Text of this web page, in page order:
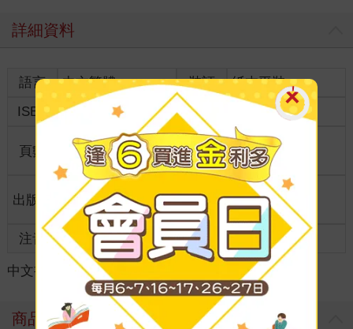
詳細資料
語言 中文繁體 裝訂
紙本平裝
ISBN
4711289629849 分級 普通級
頁數
商品規
格
8.5*2*1.00
出版地 台灣
適讀年
齡
全齡適讀
注音 級別
中文書 輕小說 日系動漫精品
商品評價